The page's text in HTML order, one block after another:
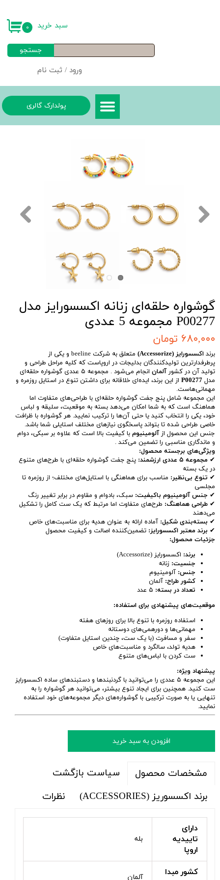
ورود / ثبت نام
خروج از حساب کاربری
جستجو
۰ سبد خرید
پولدارک گالری
گوشواره حلقه‌ای زنانه اکسسورایز مدل
P00277 مجموعه 5 عددی
۶۸۰,۰۰۰ تومان
برنداکسسورایز (Accessorize)
متعلق به شرکت beeline و یکی از
پرطرفدارترین تولیدکنندگان بدلیجات در اروپاست که کلیه مراحل طراحی و
تولید آن در کشورآلمان
انجام می‌شود . مجموعه ۵ عددی گوشواره حلقه‌ای
مدلP00277 از این برند، ایده‌ای خلاقانه برای داشتن تنوع در استایل روزمره و
مهمانی‌هاست.
این مجموعه شامل پنج جفت گوشواره حلقه‌ای با طراحی‌های متفاوت اما
هماهنگ است که به شما امکان می‌دهد بسته به موقعیت، سلیقه و لباس
خود، یکی را انتخاب کنید یا حتی آن‌ها را ترکیب نمایید. هر گوشواره با ظرافت
خاصی طراحی شده تا بتواند پاسخگوی نیازهای مختلف استایلی شما باشد.
جنس این محصول ازآلومینیوم با کیفیت بالا است که علاوه بر سبکی، دوام
و ماندگاری مناسبی را تضمین می‌کند .
ویژگی‌های برجسته محصول:
✔مجموعه ۵ عددی ارزشمند:
پنج جفت گوشواره حلقه‌ای با طرح‌های متنوع
در یک بسته
✔ تنوع بی‌نظیر: مناسب برای هماهنگی با استایل‌های مختلف؛ از روزمره تا
مجلسی
✔ جنس آلومینیوم باکیفیت: سبک، بادوام و مقاوم در برابر تغییر رنگ
✔طراحی هماهنگ: طرح‌های متفاوت اما مرتبط که یک ست کامل را تشکیل
می‌دهند
✔ بسته‌بندی شکیل: آماده ارائه به عنوان هدیه برای مناسبت‌های خاص
✔ برند معتبر اکسسورایز: تضمین‌کننده اصالت و کیفیت محصول
جزئیات محصول:
برند: اکسسورایز (Accessorize)
جنسیت: زنانه
جنس: آلومینیوم
کشور طراح: آلمان
تعداد در بسته:
موقعیت‌های پیشنهادی برای استفاده:
استفاده روزمره با تنوع بالا برای روزهای هفته
مهمانی‌ها و دورهمی‌های دوستانه
سفر و مسافرت (با یک ست، چندین استایل متفاوت)
هدیه تولد، سالگرد و مناسبت‌های خاص
ست کردن با لباس‌های متنوع
پیشنهاد ویژه:
این مجموعه ۵ عددی را می‌توانید با گردنبندها و دستبندهای ساده اکسسورایز
ست کنید. همچنین برای ایجاد تنوع بیشتر، می‌توانید هر گوشواره را به
تنهایی یا به صورت ترکیبی با گوشواره‌های دیگر مجموعه‌های خود استفاده
نمایید.
افزودن به سبد خرید
مشخصات محصول
سیاست بازگشت
برند اکسسوریز (ACCESSORIES)
نظرات
دارای
تاییدیه
اروپا
بله
کشور مبدا
آلمان